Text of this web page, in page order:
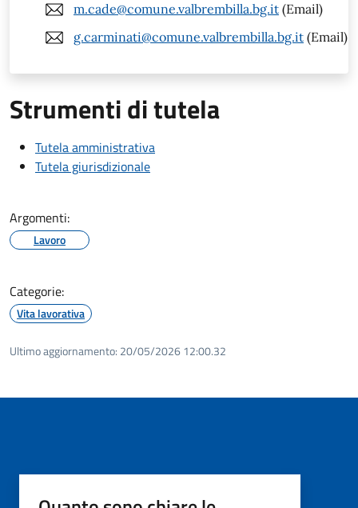
m.cade@comune.valbrembilla.bg.it (Email)
g.carminati@comune.valbrembilla.bg.it (Email)
Strumenti di tutela
Tutela amministrativa
Tutela giurisdizionale
Argomenti:
Lavoro
Categorie:
Vita lavorativa
Ultimo aggiornamento: 20/05/2026 12:00.32